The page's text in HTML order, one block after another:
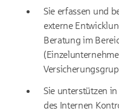
Sie erfassen und
externe
Beratung im
Sie unterstützen
des Internen